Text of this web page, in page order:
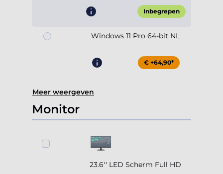
Inbegrepen
Windows 11 Pro 64-bit NL
€ +64,90*
Meer weergeven
Monitor
23.6'' LED Scherm Full HD